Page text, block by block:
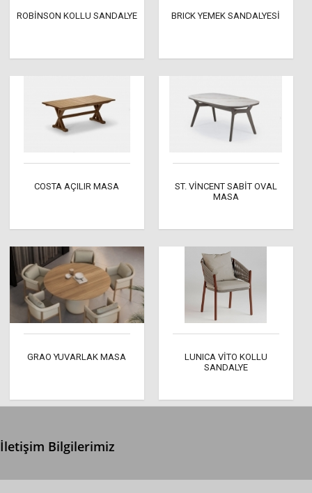
ROBİNSON KOLLU SANDALYE BRICK YEMEK SANDALYESİ
COSTA AÇILIR MASA
ST. VİNCENT SABİT OVAL
MASA
GRAO YUVARLAK MASA
LUNICA VİTO KOLLU
SANDALYE
İletişim Bilgilerimiz